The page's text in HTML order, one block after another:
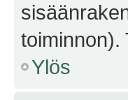
toiminnon).
Ylös